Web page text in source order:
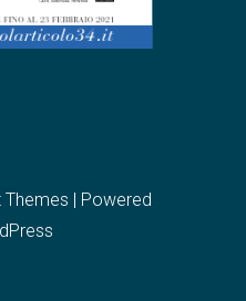
Themes | Powered